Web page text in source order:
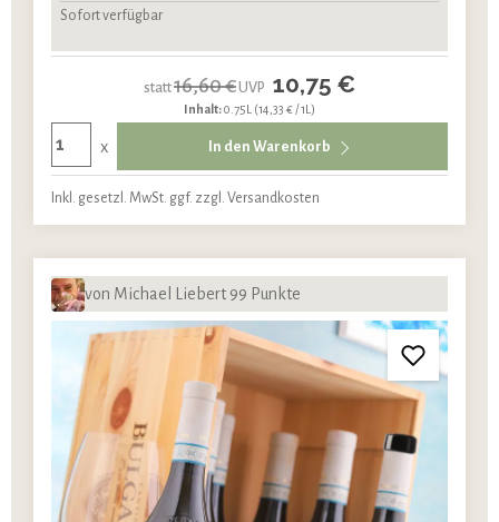
Sofort verfügbar
statt16,60 €UVP 10,75 €
Inhalt:0.75L (14,33 € / 1L)
x In den Warenkorb
Inkl. gesetzl. MwSt. ggf. zzgl. Versandkosten
von Michael Liebert 99 Punkte